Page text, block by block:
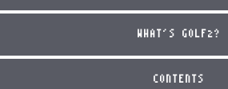
WHAT'S GOLF2?
CONTENTS